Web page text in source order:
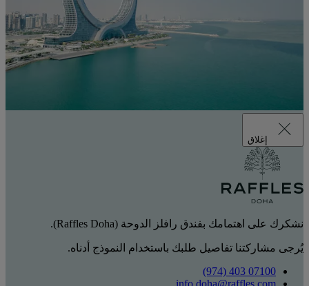
إغلاق
نشكرك على اهتمامك بفندق رافلز الدوحة (Raffles Doha).
يُرجى مشاركتنا تفاصيل طلبك باستخدام النموذج أدناه.
‎(974) 403 07100‏